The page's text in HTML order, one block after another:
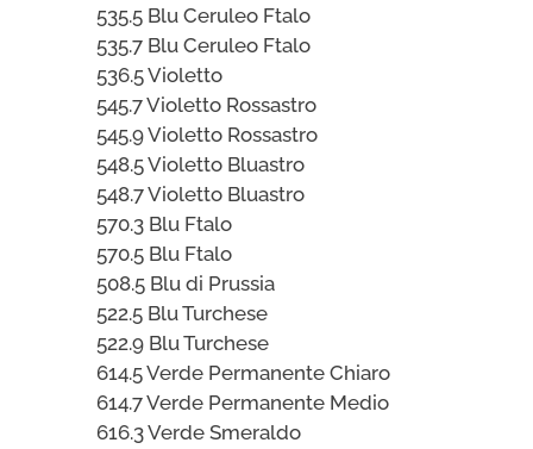
535.5 Blu Ceruleo Ftalo
535.7 Blu Ceruleo Ftalo
536.5 Violetto
545.7 Violetto Rossastro
545.9 Violetto Rossastro
548.5 Violetto Bluastro
548.7 Violetto Bluastro
570.3 Blu Ftalo
570.5 Blu Ftalo
508.5 Blu di Prussia
522.5 Blu Turchese
522.9 Blu Turchese
614.5 Verde Permanente Chiaro
614.7 Verde Permanente Medio
616.3 Verde Smeraldo